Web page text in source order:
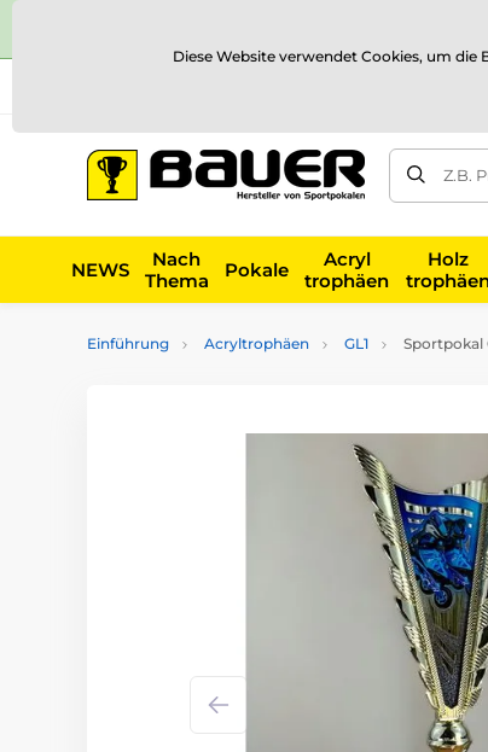
Z.B.
NEWS
Nach
Thema
Pokale
Acryl
trophäen
Holz
Einführung Acryltrophäen GL1 Sportpokal
Diese Website verwendet Cookies, um